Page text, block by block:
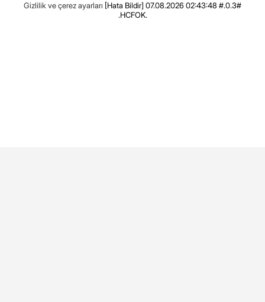
Gizlilik ve çerez ayarları [Hata Bildir] 07.08.2026 02:43:48 #.0.3#
.HCFOK.